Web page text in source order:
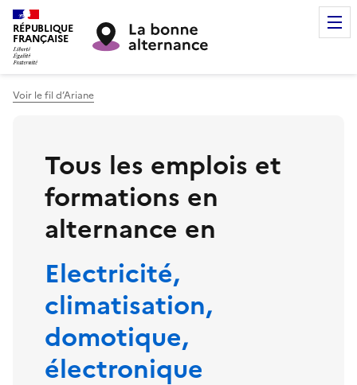
RÉPUBLIQUE
FRANÇAISE
Voir le fil d’Ariane
Tous les emplois et
formations en
alternance en
Electricité,
climatisation,
domotique,
électronique